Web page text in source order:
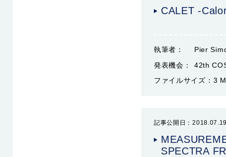
CALET -
執筆者：
Pier
発表機会：
42th
ファイルサイズ： 3
記事公開日：
SPECTRA